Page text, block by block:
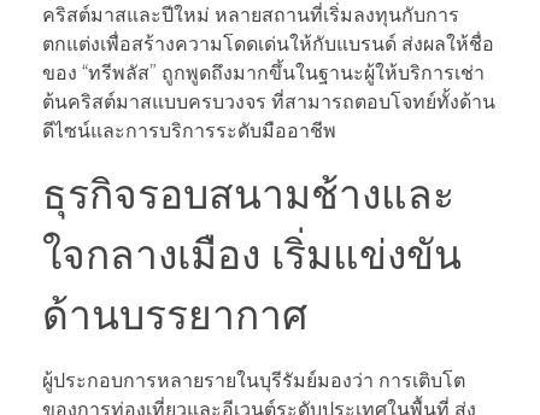
คริสต์มาสและปีใหม่ หลายสถานที่เริ่มลงทุนกับการ
ตกแต่งเพื่อสร้างความโดดเด่นให้กับแบรนด์ ส่งผลให้ชื่อ
ของ “ทรีพลัส” ถูกพูดถึงมากขึ้นในฐานะผู้ให้บริการเช่า
ต้นคริสต์มาสแบบครบวงจร ที่สามารถตอบโจทย์ทั้งด้าน
ดีไซน์และการบริการระดับมืออาชีพ
ธุรกิจรอบสนามช้างและ
ใจกลางเมือง เริ่มแข่งขัน
ด้านบรรยากาศ
ผู้ประกอบการหลายรายในบุรีรัมย์มองว่า การเติบโต
ของการท่องเที่ยวและอีเวนต์ระดับประเทศในพื้นที่ ส่ง